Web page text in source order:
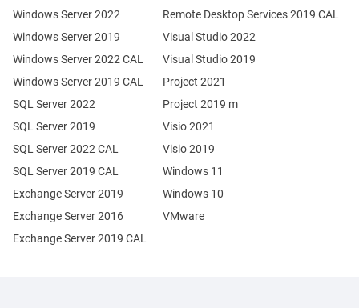
Windows Server 2022
Windows Server 2019
Exchange Server 2019
Exchange Server 2016
SQL Server 2022
SQL Server 2019
Windows Server 2022 CAL
Windows Server 2019 CAL
SQL Server 2022 CAL
SQL Server 2019 CAL
Remote Desktop Services 2019 CAL
Exchange Server 2019 CAL
Visual Studio 2022
Visual Studio 2019
Project 2021
Project 2019 m
Visio 2021
Visio 2019
Windows 11
Windows 10
VMware